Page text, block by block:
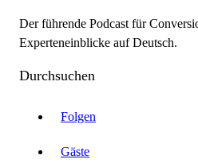
Der führende Podcast für
Experteneinblicke auf Deutsch.
Durchsuchen
Folgen
Gäste